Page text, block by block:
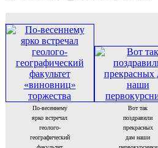
По-весеннему
ярко встречал
геолого-
географический
Вот так
поздравили
прекрасных
дам наши